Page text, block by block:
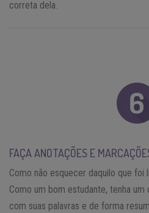
correta dela.
FAÇA ANOTAÇÕES E
Como não esquecer daquilo que foi
Como um bom estudante, tenha
com suas palavras e de forma